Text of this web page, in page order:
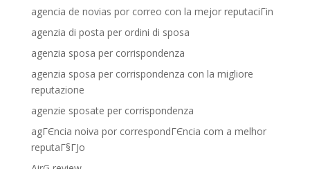
agencia de novias por correo con la mejor reputaciГіn
agenzia di posta per ordini di sposa
agenzia sposa per corrispondenza
agenzia sposa per corrispondenza con la migliore
reputazione
agenzie sposate per corrispondenza
agГЄncia noiva por correspondГЄncia com a melhor
reputaГ§ГЈo